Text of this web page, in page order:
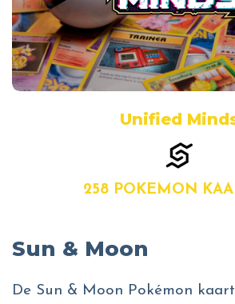
Unified
258 POKEMON
Sun & Moon
De Sun & Moon Pokémon